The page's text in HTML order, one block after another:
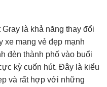
là khả năng thay đổi
xe mang vẻ đẹp mạnh
đèn thành phố vào buổi
kỳ cuốn hút. Đây là kiểu
và rất hợp với những